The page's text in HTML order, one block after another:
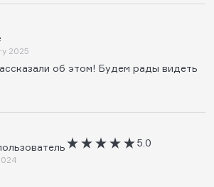
2025
об этом! Будем рады видеть
5.0